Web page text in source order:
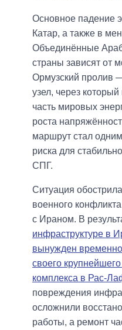
Основное падение
Катар, а также в
Объединённые
страны зависят от
Ормузский пролив
узел, через
часть мировых
роста
маршрут стал
риска для
СПГ.
Ситуация
военного
с Ираном. В
инфраструктуре в
вынужден временно
своего
комплекса в Рас-
повреждения
осложнили
работы, а ремонт